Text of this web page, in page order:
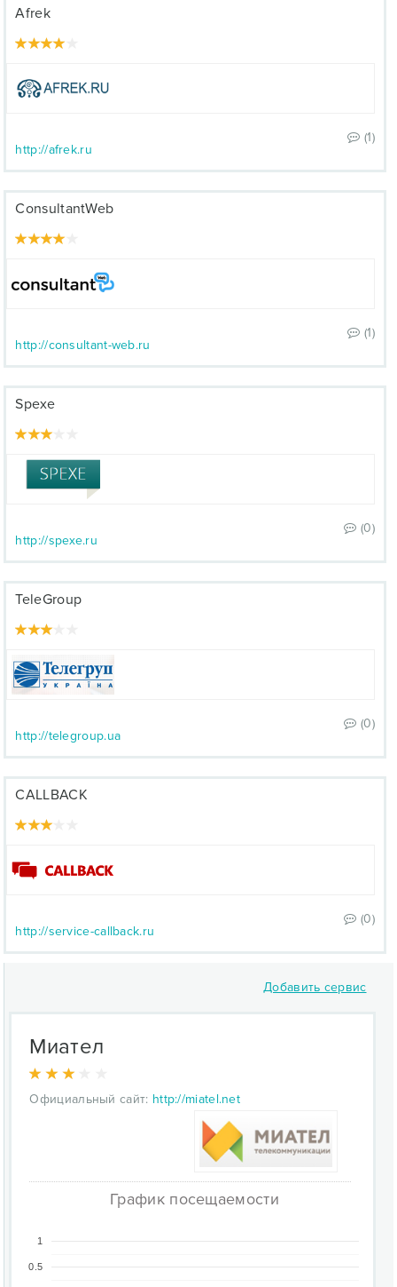
Afrek
(1)
http://afrek.ru
ConsultantWeb
(1)
http://consultant-web.ru
Spexe
(0)
http://spexe.ru
TeleGroup
(0)
http://telegroup.ua
CALLBACK
(0)
http://service-callback.ru
Добавить сервис
Миател
Официальный сайт: http://miatel.net
График посещаемости
0.5
1